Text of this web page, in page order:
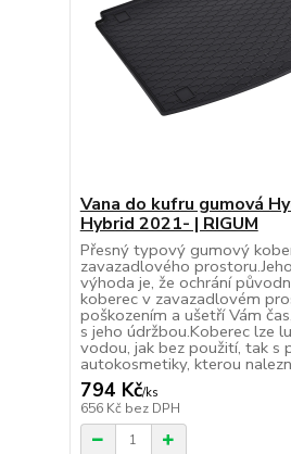
Vana do kufru gumová
Hybrid 2021- | RIGUM
Přesný typový gumový
zavazadlového
výhoda je, že ochrání
koberec v zavazadlovém
poškozením a ušetří Vám
s jeho údržbou.Koberec lze
vodou, jak bez použití, tak s
autokosmetiky, kterou
794 Kč/ks
656 Kč bez DPH